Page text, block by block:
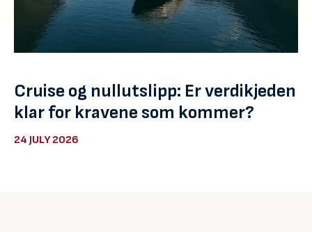
Cruise og nullutslipp: Er verdikjeden
klar for kravene som kommer?
24 JULY 2026